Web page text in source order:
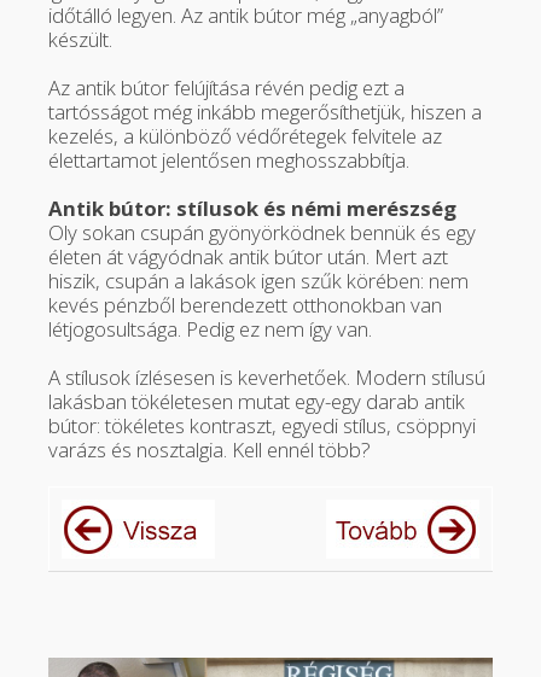
időtálló legyen. Az antik bútor még „anyagból”
készült.
Az antik bútor felújítása révén pedig ezt a
tartósságot még inkább megerősíthetjük, hiszen a
kezelés, a különböző védőrétegek felvitele az
élettartamot jelentősen meghosszabbítja.
Antik bútor: stílusok és némi merészség
Oly sokan csupán gyönyörködnek bennük és egy
életen át vágyódnak antik bútor után. Mert azt
hiszik, csupán a lakások igen szűk körében: nem
kevés pénzből berendezett otthonokban van
létjogosultsága. Pedig ez nem így van.
A stílusok ízlésesen is keverhetőek. Modern stílusú
lakásban tökéletesen mutat egy-egy darab antik
bútor: tökéletes kontraszt, egyedi stílus, csöppnyi
varázs és nosztalgia. Kell ennél több?